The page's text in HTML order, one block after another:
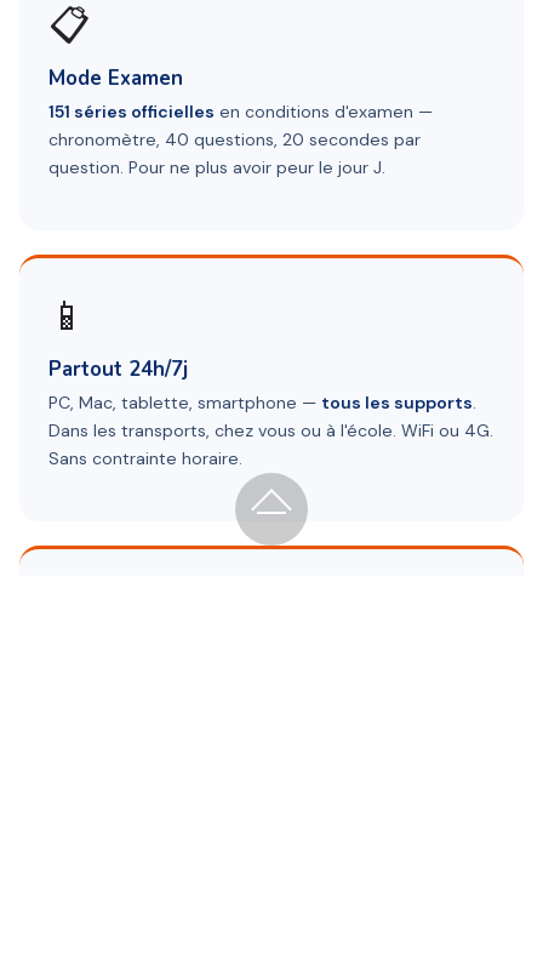
📋
Mode Examen
151 séries officielles en conditions d'examen —
chronomètre, 40 questions, 20 secondes par
question. Pour ne plus avoir peur le jour J.
📱
Partout 24h/7j
PC, Mac, tablette, smartphone — tous les supports.
Dans les transports, chez vous ou à l'école. WiFi ou 4G.
Sans contrainte horaire.